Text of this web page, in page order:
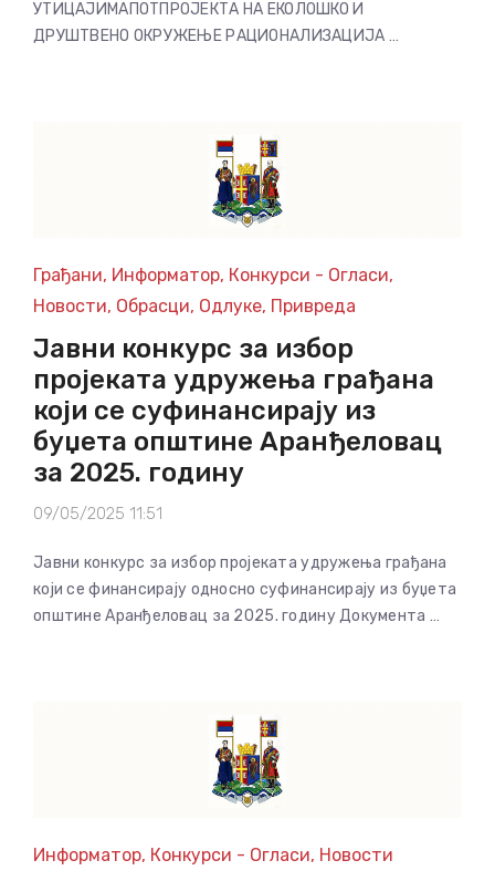
УТИЦАЈИМАПОТПРОЈЕКТА НА ЕКОЛОШКО И
ДРУШТВЕНО ОКРУЖЕЊЕ РАЦИОНАЛИЗАЦИЈА …
Грађани, Информатор, Конкурси - Огласи,
Новости, Обрасци, Одлуке, Привреда
Јавни конкурс за избор
пројеката удружења грађана
који се суфинансирају из
буџета општине Аранђеловац
за 2025. годину
09/05/2025 11:51
Јавни конкурс за избор пројеката удружења грађана
који се финансирају односно суфинансирају из буџета
општине Аранђеловац за 2025. годину Документа …
Информатор, Конкурси - Огласи, Новости